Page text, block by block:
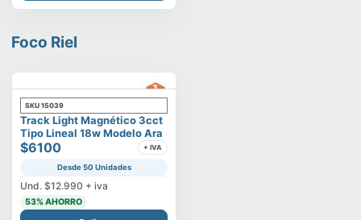
Foco Riel
SKU 15039
Track Light Magnético 3cct
Tipo Lineal 18w Modelo Ara
$6100 + IVA
Desde 50 Unidades
Und. $12.990 + iva
53% AHORRO